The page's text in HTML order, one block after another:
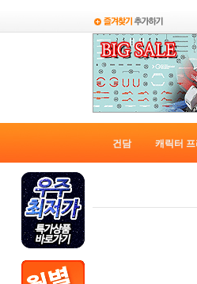
건담 캐릭터